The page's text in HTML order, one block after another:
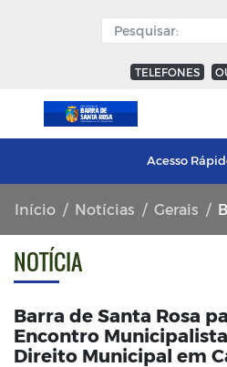
TELEFONES
Acesso
Início Notícias Gerais
NOTÍCIA
Barra de Santa Rosa
Encontro
Direito Municipal em